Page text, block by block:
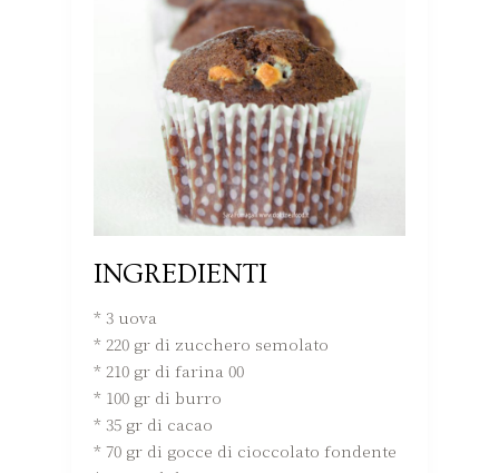
INGREDIENTI
* 3 uova
* 220 gr di zucchero semolato
* 210 gr di farina 00
* 100 gr di burro
* 35 gr di cacao
* 70 gr di gocce di cioccolato fondente